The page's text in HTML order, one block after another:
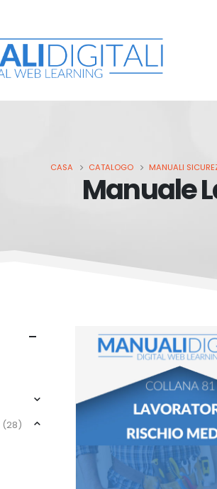
CASA CATALOGO MANUALI
Manuale
(28)